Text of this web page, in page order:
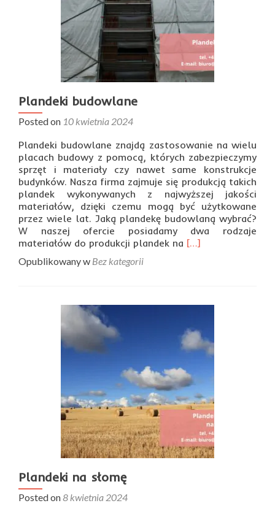
Plandeki budowlane
Posted on 10 kwietnia 2024
Plandeki budowlane znajdą zastosowanie na wielu
placach budowy z pomocą, których zabezpieczymy
sprzęt i materiały czy nawet same konstrukcje
budynków. Nasza firma zajmuje się produkcją takich
plandek wykonywanych z najwyższej jakości
materiałów, dzięki czemu mogą być użytkowane
przez wiele lat. Jaką plandekę budowlaną wybrać?
W naszej ofercie posiadamy dwa rodzaje
materiałów do produkcji plandek na Read
[…]
Opublikowany w Bez kategorii
Plandeki na słomę
Posted on8 kwietnia 2024